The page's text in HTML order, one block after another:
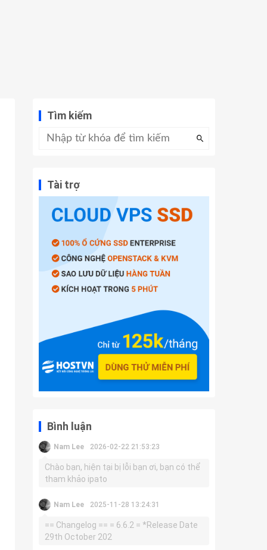
Tìm kiếm
Tài trợ
Bình luận
Nam Lee 2026-02-22 21:53:23
Chào bạn, hiện tại bị lỗi bạn ơi, bạn có thể
tham khảo ipato
Nam Lee 2025-11-28 13:24:31
== Changelog == = 6.6.2 = *Release Date
29th October 202